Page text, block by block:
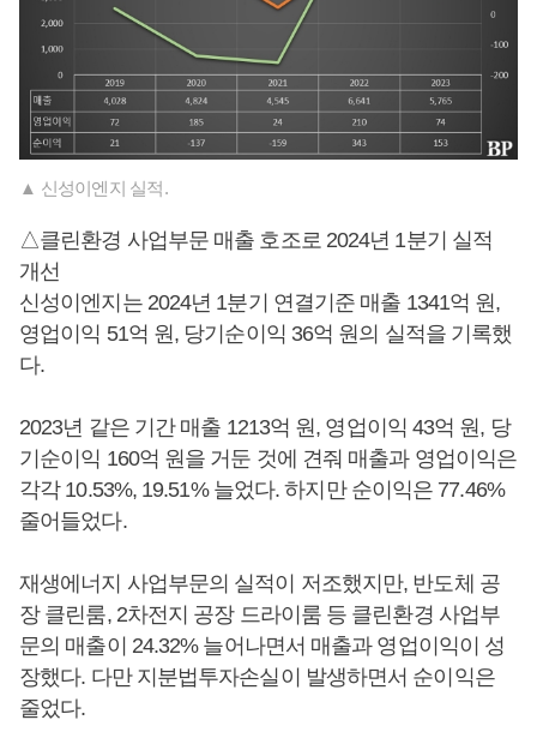
▲ 신성이엔지 실적.
△클린환경 사업부문 매출 호조로 2024년 1분기 실적
개선
신성이엔지는 2024년 1분기 연결기준 매출 1341억 원,
영업이익 51억 원, 당기순이익 36억 원의 실적을 기록했
다.
2023년 같은 기간 매출 1213억 원, 영업이익 43억 원, 당
기순이익 160억 원을 거둔 것에 견줘 매출과 영업이익은
각각 10.53%, 19.51% 늘었다. 하지만 순이익은 77.46%
줄어들었다.
재생에너지 사업부문의 실적이 저조했지만, 반도체 공
장 클린룸, 2차전지 공장 드라이룸 등 클린환경 사업부
문의 매출이 24.32% 늘어나면서 매출과 영업이익이 성
장했다. 다만 지분법투자손실이 발생하면서 순이익은
줄었다.